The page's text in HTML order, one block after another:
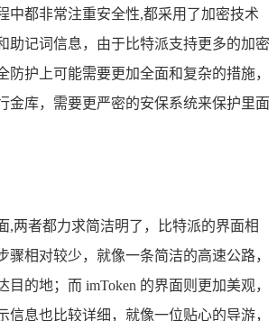
中都非常注重安全性,都采用了加密技术
助记词信息，由于比特派支持更多的加密
防护上可能需要更加全面和复杂的措施，
金库，需要更严密的安保系统来保护里面
,两者都力求简洁明了，比特派的界面相
骤相对较少，就像一条简洁的高速公路，
目的地；而 imToken 的界面则更加美观，
信息也比较详细，就像一位贴心的导游，